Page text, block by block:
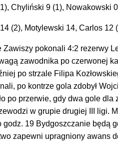
Chyliński 9 (1), Nowakowski
(2), Motylewski 14, Carlos 12
Zawiszy pokonali 4:2 rezerwy
zawodnika po czerwonej
po strzale Filipa
po kontrze gola zdobył
po przerwie, gdy dwa gole dla
w grupie drugiej III ligi.
19 Bydgoszczanie będą
zapewni upragniony awans